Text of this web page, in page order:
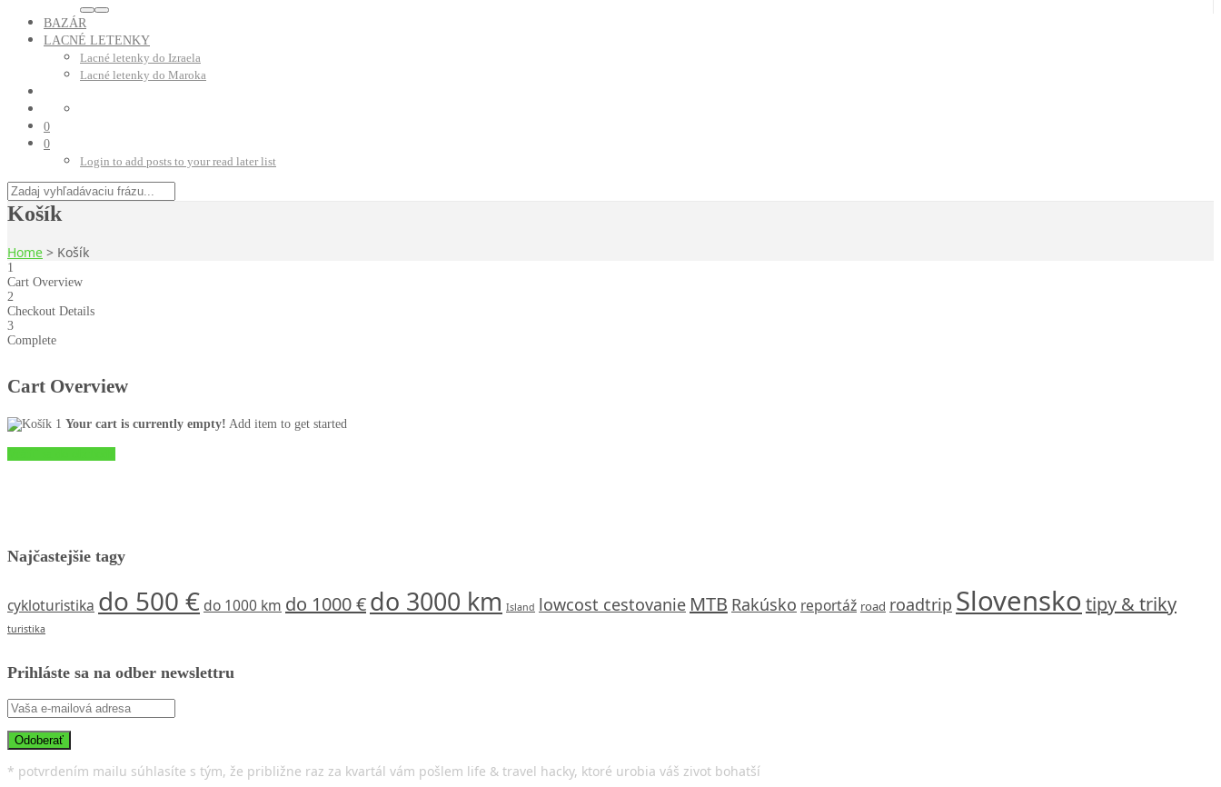
BAZÁR
LACNÉ LETENKY
Lacné letenky do Izraela
Lacné letenky do Maroka
0
0
Login to add posts to your read later list
Košík
Home > Košík
1
Cart Overview
2
Checkout Details
3
Complete
Cart Overview
Your cart is currently empty! Add item to get started
Najčastejšie tagy
cykloturistika do 500 € do 1000 km do 1000 €do 3000 km Island lowcost cestovanie MTB Rakúsko reportáž road roadtrip Slovensko tipy & triky
turistika
Prihláste sa na odber newslettru
* potvrdením mailu súhlasíte s tým, že približne raz za kvartál vám pošlem life & travel hacky, ktoré urobia váš zivot bohatší